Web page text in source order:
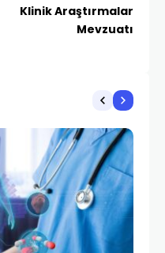
Klinik Araştırmalar
Mevzuatı